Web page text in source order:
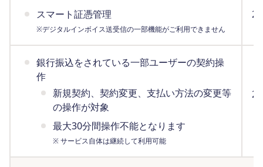
スマート証憑管理
※デジタルインボイス送受信の一部機能がご利用できません
銀行振込をされている一部ユーザーの契約操
作
新規契約、契約変更、支払い方法の変更等
の操作が対象
最大30分間操作不能となります
※ サービス自体は継続して利用可能